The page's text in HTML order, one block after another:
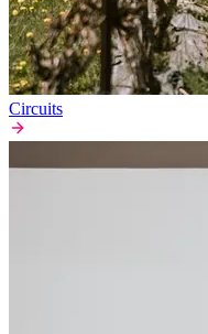
Circuits